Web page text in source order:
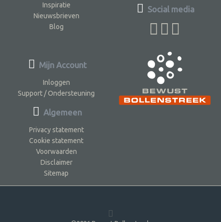
Inspiratie
Nieuwsbrieven
Blog
Social media
Mijn Account
Inloggen
Support / Ondersteuning
Algemeen
Privacy statement
Cookie statement
Voorwaarden
Disclaimer
Sitemap